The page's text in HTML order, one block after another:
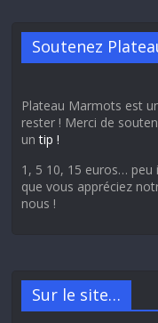
Soutenez
Plateau Marmots est
rester ! Merci de
untip !
1, 5 10, 15 euros… peu
que vous appréciez
nous !
Sur le site…